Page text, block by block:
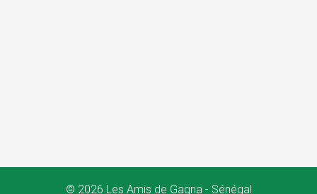
© 2026 Les Amis de Gagna - Sénégal